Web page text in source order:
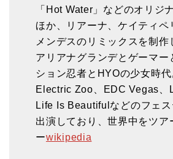
「Hot Water」などのオリジ
ほか、リアーナ、ケイティペ
メンデスのリミックスを制作
アリアナグランデとゲーマー
ション忍者とHYOの少女時代
Electric Zoo、EDC Vegas、
Life Is Beautifulなどのフェス
出演しており、世界中をツア
ーwikipedia